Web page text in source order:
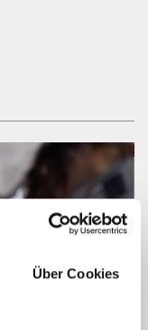
Über Cookies